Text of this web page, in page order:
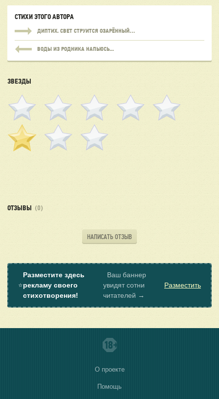
СТИХИ ЭТОГО АВТОРА
ДИПТИХ. СВЕТ СТРУИТСЯ ОЗАРЁННЫЙ…
ВОДЫ ИЗ РОДНИКА НАПЬЮСЬ...
ЗВЕЗДЫ
ОТЗЫВЫ (0)
НАПИСАТЬ ОТЗЫВ
⭐
Разместите здесь
рекламу своего
стихотворения!
Ваш баннер
увидят сотни
читателей →
Разместить
О проекте
Помощь